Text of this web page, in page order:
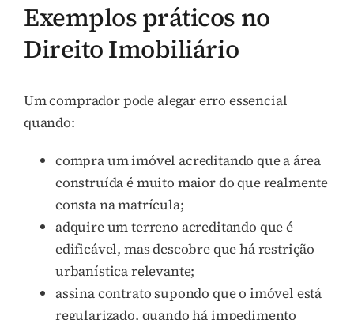
Exemplos práticos no
Direito Imobiliário
Um comprador pode alegar erro essencial
quando:
compra um imóvel acreditando que a área
construída é muito maior do que realmente
consta na matrícula;
adquire um terreno acreditando que é
edificável, mas descobre que há restrição
urbanística relevante;
assina contrato supondo que o imóvel está
regularizado, quando há impedimento